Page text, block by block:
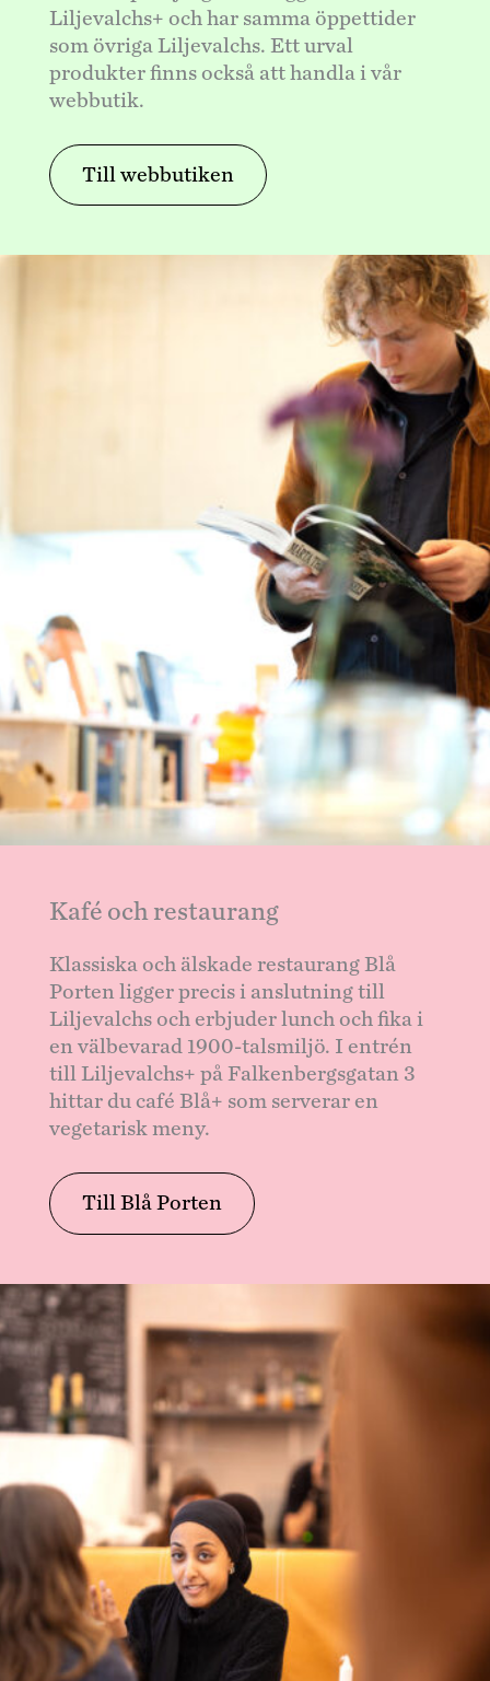
Liljevalchs+ och har samma öppettider
som övriga Liljevalchs. Ett urval
produkter finns också att handla i vår
webbutik.
Till webbutiken
Kafé och restaurang
Klassiska och älskade restaurang Blå
Porten ligger precis i anslutning till
Liljevalchs och erbjuder lunch och fika i
en välbevarad 1900-talsmiljö. I entrén
till Liljevalchs+ på Falkenbergsgatan 3
hittar du café Blå+ som serverar en
vegetarisk meny.
Till Blå Porten